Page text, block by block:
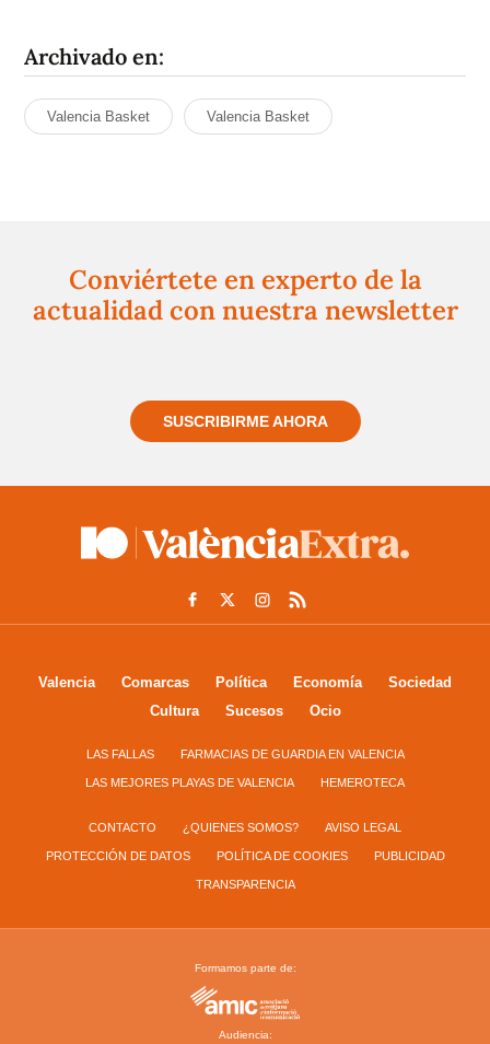
Archivado en:
Valencia Basket Valencia Basket
Conviértete en experto de la
actualidad con nuestra newsletter
SUSCRIBIRME AHORA
Valencia Comarcas Política Economía
Sociedad
Cultura
Sucesos Ocio
LAS FALLAS FARMACIAS DE GUARDIA EN VALENCIA
LAS MEJORES PLAYAS DE VALENCIA HEMEROTECA
CONTACTO ¿QUIENES SOMOS? AVISO LEGAL
PROTECCIÓN DE DATOS POLÍTICA DE COOKIES PUBLICIDAD
TRANSPARENCIA
Formamos parte de:
Audiencia: